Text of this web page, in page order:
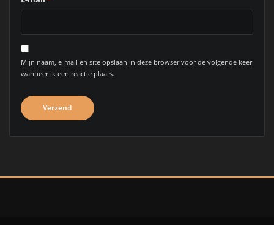
Mijn naam, e-mail en site opslaan in deze browser voor de volgende keer
wanneer ik een reactie plaats.